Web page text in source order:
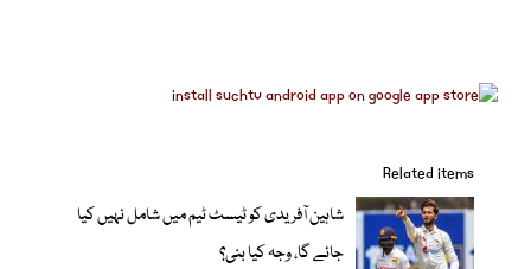
Related items
شاہین آفریدی کو ٹیسٹ ٹیم میں شامل نہیں کیا
جائے گا، وجہ کیا بنی؟